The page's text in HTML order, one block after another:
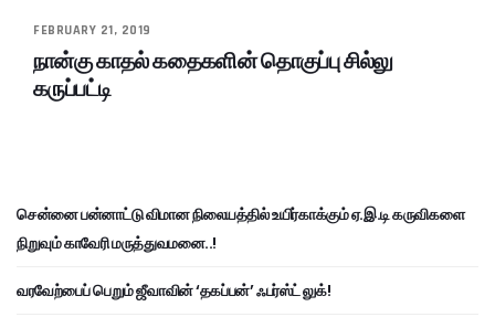
FEBRUARY 21, 2019
நான்கு காதல் கதைகளின் தொகுப்பு சில்லு
கருப்பட்டி
சென்னை பன்னாட்டு விமான நிலையத்தில் உயிர்காக்கும் ஏ.இ.டி கருவிகளை
நிறுவும் காவேரி மருத்துவமனை..!
வரவேற்பைப் பெறும் ஜீவாவின் ‘தகப்பன்’ ஃபர்ஸ்ட் லுக்!